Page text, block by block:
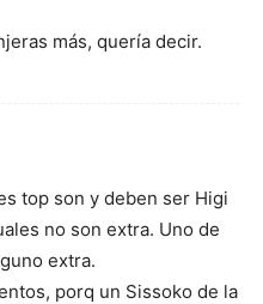
más, quería decir.
top son y deben ser Higi
no son extra. Uno de
extra.
porq un Sissoko de la